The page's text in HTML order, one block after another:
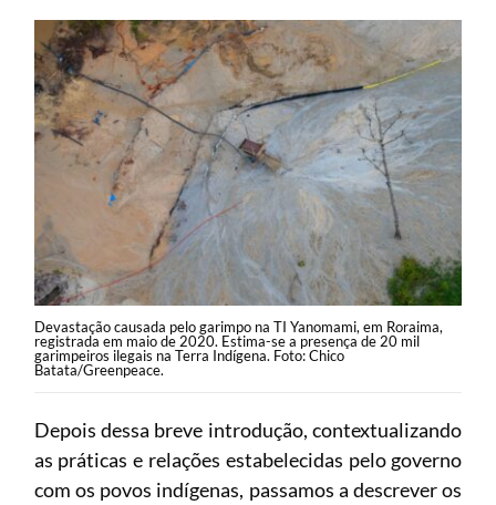
Devastação causada pelo garimpo na TI Yanomami, em Roraima,
registrada em maio de 2020. Estima-se a presença de 20 mil
garimpeiros ilegais na Terra Indígena. Foto: Chico
Batata/Greenpeace.
Depois dessa breve introdução, contextualizando
as práticas e relações estabelecidas pelo governo
com os povos indígenas, passamos a descrever os